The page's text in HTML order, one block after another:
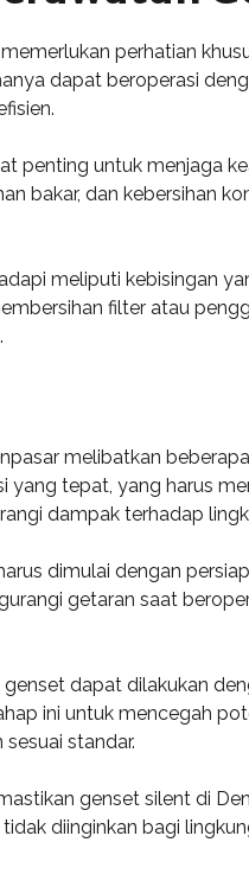
perhatian
dapat beroperasi
penting untuk menjaga
bakar, dan kebersihan
meliputi kebisingan
filter atau
melibatkan
yang tepat, yang harus
dampak terhadap
dimulai dengan
getaran saat
dapat dilakukan
ini untuk mencegah
standar.
genset silent di
diinginkan bagi